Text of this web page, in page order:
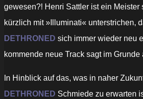
gewesen?! Henri Sattler ist ein Meister
kürzlich mit »Illuminati« unterstrichen,
DETHRONED sich immer wieder neu
kommende neue Track sagt im Grunde
In Hinblick auf das, was in naher
DETHRONED Schmiede zu erwarten